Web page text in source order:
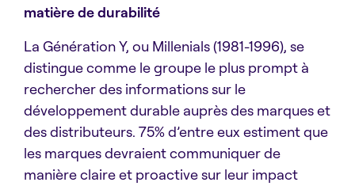
matière de durabilité
La Génération Y, ou Millenials (1981-1996), se
distingue comme le groupe le plus prompt à
rechercher des informations sur le
développement durable auprès des marques et
des distributeurs. 75% d’entre eux estiment que
les marques devraient communiquer de
manière claire et proactive sur leur impact